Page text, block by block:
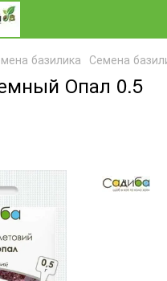
базилика Семена
Опал 0.5